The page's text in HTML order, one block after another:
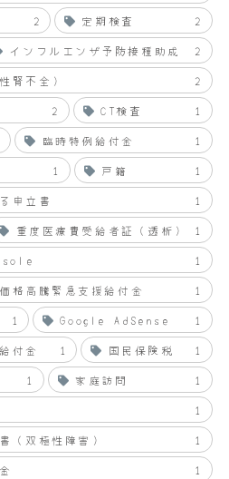
2 定期検査
2
インフルエンザ予防接種助成
2
腎不全）
2
2 CT検査
1
臨時特例給付金
1
1 戸籍
1
申立書
1
重度医療費受給者証（透析）
1
1
格高騰緊急支援給付金
1
1 Google AdSense
1
付金
1 国民保険税
1
1 家庭訪問
1
1
（双極性障害）
1
1